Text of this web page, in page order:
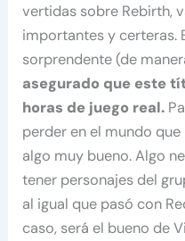
vertidas sobre Rebirth,
importantes y certeras.
sorprendente (de
asegurado que este
horas de juego real.
perder en el mundo
algo muy bueno. Algo
tener personajes del
al igual que pasó con
caso, será el bueno de